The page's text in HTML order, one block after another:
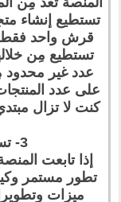
تستطيع إنشاء
قرش واحد فقط
تستطيع مِن
عدد غير محدود
على عدد
كنت لا تزال
3- تسعى المنصة للتطور دائماً
إذا تابعت
تطور مستمر
ميزات